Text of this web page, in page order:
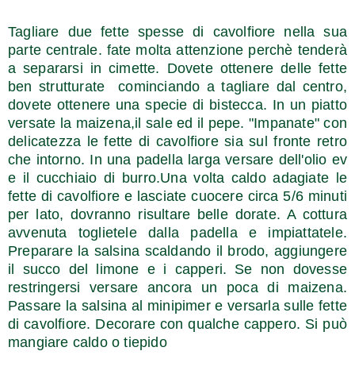
Tagliare due fette spesse di cavolfiore nella sua
parte centrale. fate molta attenzione perchè tenderà
a separarsi in cimette. Dovete ottenere delle fette
ben strutturate cominciando a tagliare dal centro,
dovete ottenere una specie di bistecca. In un piatto
versate la maizena,il sale ed il pepe. "Impanate" con
delicatezza le fette di cavolfiore sia sul fronte retro
che intorno. In una padella larga versare dell'olio ev
e il cucchiaio di burro.Una volta caldo adagiate le
fette di cavolfiore e lasciate cuocere circa 5/6 minuti
per lato, dovranno risultare belle dorate. A cottura
avvenuta toglietele dalla padella e impiattatele.
Preparare la salsina scaldando il brodo, aggiungere
il succo del limone e i capperi. Se non dovesse
restringersi versare ancora un poca di maizena.
Passare la salsina al minipimer e versarla sulle fette
di cavolfiore. Decorare con qualche cappero. Si può
mangiare caldo o tiepido